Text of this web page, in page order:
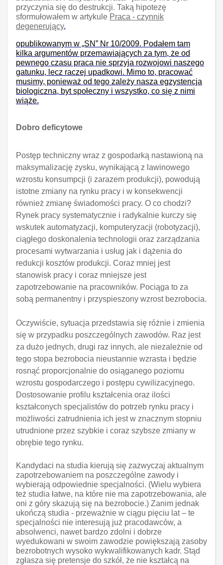
przyczynia się do destrukcji. Taką hipotezę
sformułowałem w artykule Praca - czynnik
degenerujący,
opublikowanym w „SN” Nr 10/2009. Podałem tam
kilka argumentów przemawiających za tym, że od
pewnego czasu praca nie sprzyja rozwojowi naszego
gatunku, lecz raczej upadkowi. Mimo to, pracować
musimy, ponieważ od tego zależy nasza egzystencja
biologiczna, byt społeczny i wszystko, co się z nimi
wiąże.
Dobro deficytowe
Postęp techniczny wraz z gospodarką nastawioną na
maksymalizację zysku, wynikającą z lawinowego
wzrostu konsumpcji (i zarazem produkcji), powodują
istotne zmiany na rynku pracy i w konsekwencji
również zmianę świadomości pracy. O co chodzi?
Rynek pracy systematycznie i radykalnie kurczy się
wskutek automatyzacji, komputeryzacji (robotyzacji),
ciągłego doskonalenia technologii oraz zarządzania
procesami wytwarzania i usług jak i dążenia do
redukcji kosztów produkcji. Coraz mniej jest
stanowisk pracy i coraz mniejsze jest
zapotrzebowanie na pracowników. Pociąga to za
sobą permanentny i przyspieszony wzrost bezrobocia.
Oczywiście, sytuacja przedstawia się różnie i zmienia
się w przypadku poszczególnych zawodów. Raz jest
za dużo jednych, drugi raz innych, ale niezależnie od
tego stopa bezrobocia nieustannie wzrasta i będzie
rosnąć proporcjonalnie do osiąganego poziomu
wzrostu gospodarczego i postępu cywilizacyjnego.
Dostosowanie profilu kształcenia oraz ilości
kształconych specjalistów do potrzeb rynku pracy i
możliwości zatrudnienia ich jest w znacznym stopniu
utrudnione przez szybkie i coraz szybsze zmiany w
obrębie tego rynku.
Kandydaci na studia kierują się zazwyczaj aktualnym
zapotrzebowaniem na poszczególne zawody i
wybierają odpowiednie specjalności. (Wielu wybiera
też studia łatwe, na które nie ma zapotrzebowania, ale
oni z góry skazują się na bezrobocie.) Zanim jednak
ukończą studia - przeważnie w ciągu pięciu lat – te
specjalności nie interesują już pracodawców, a
absolwenci, nawet bardzo zdolni i dobrze
wyedukowani w swoim zawodzie powiększają zasoby
bezrobotnych wysoko wykwalifikowanych kadr. Stąd
zgłasza się pretensje do szkół, że nie kształcą na